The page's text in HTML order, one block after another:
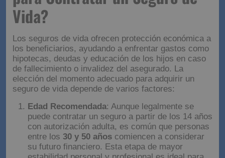
Vida?
Los seguros de vida ofrecen protección económica a
los beneficiarios, ayudando a enfrentar gastos como
hipotecas, deudas y educación de los hijos en caso
de fallecimiento o invalidez del asegurado. La
elección del momento adecuado para adquirir un
seguro de vida depende de varios factores:
Edad Recomendada: Aunque legalmente se
puede contratar un seguro a partir de los 14 años
con autorización adulta, es común que personas
entre los 30 y 50 años comiencen a considerar
su futuro financiero. Esta etapa de mayor